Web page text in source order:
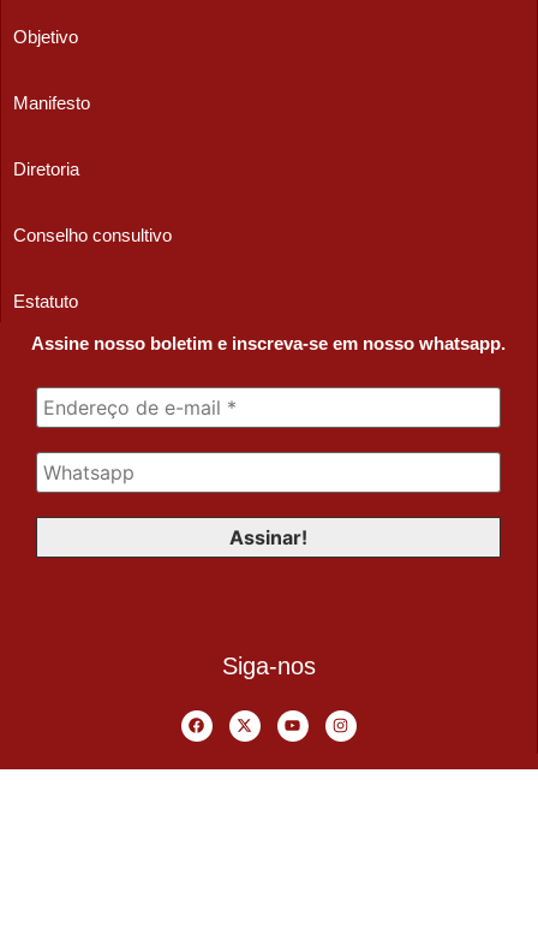
Objetivo
Manifesto
Diretoria
Conselho consultivo
Estatuto
Assine nosso boletim e inscreva-se em nosso whatsapp.
Siga-nos